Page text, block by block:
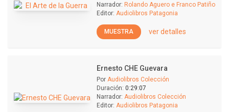
Narrador: Rolando Aguero e Franco Patiño
Editor: Audiolibros Patagonia
MUESTRA ver detalles
Ernesto CHE Guevara
Por Audiolibros Colección
Duración: 0:29:07
Narrador: Audiolibros Colección
Editor: Audiolibros Patagonia